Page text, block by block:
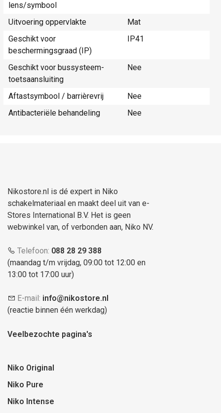
lens/symbool
Uitvoering oppervlakte
Mat
Geschikt voor
beschermingsgraad (IP)
IP41
Geschikt voor bussysteem-
toetsaansluiting
Nee
Aftastsymbool / barrièrevrij
Nee
Antibacteriële behandeling
Nee
Nikostore.nl is dé expert in Niko
schakelmateriaal en maakt deel uit van e-
Stores International B.V. Het is geen
webwinkel van, of verbonden aan, Niko NV.
Telefoon: 088 28 29 388
(maandag t/m vrijdag, 09:00 tot 12:00 en
13:00 tot 17:00 uur)
E-mail: info@nikostore.nl
(reactie binnen één werkdag)
Veelbezochte pagina's
Niko Original
Niko Pure
Niko Intense